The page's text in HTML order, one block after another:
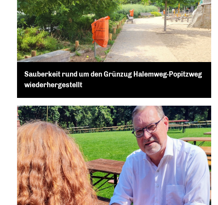
Sauberkeit rund um den Grünzug Halemweg-Popitzweg
wiederhergestellt